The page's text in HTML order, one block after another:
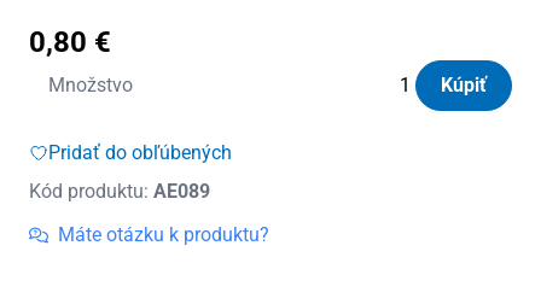
0,80 €
Množstvo
množstvo
reflexný
strieborný
Kúpiť
Pridať do obľúbených
Kód produktu: AE089
Máte otázku k produktu?